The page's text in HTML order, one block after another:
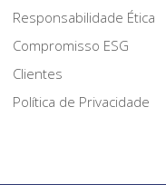
Responsabilidade Ética
Compromisso ESG
Clientes
Política de Privacidade